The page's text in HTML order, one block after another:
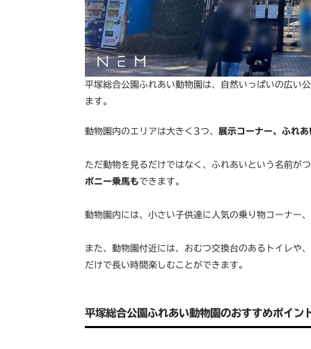
平塚総合公園ふれあい動物園は、自然いっぱいの広い
ます。
動物園内のエリアは大きく3つ、 展示コーナー、ふれ
ただ動物を見るだけではなく、ふれあいという名前がつ
ポニー乗馬もできます。
動物園内には、小さい子供達に人気の乗り物コーナー
また、動物園付近には、おむつ交換台のあるトイレや
だけで長い時間楽しむことができます。
平塚総合公園ふれあい動物園のおすすめポイン